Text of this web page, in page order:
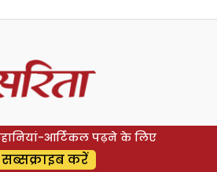
आर्टिकल पढ़ने के लिए
सब्सक्राइब करें